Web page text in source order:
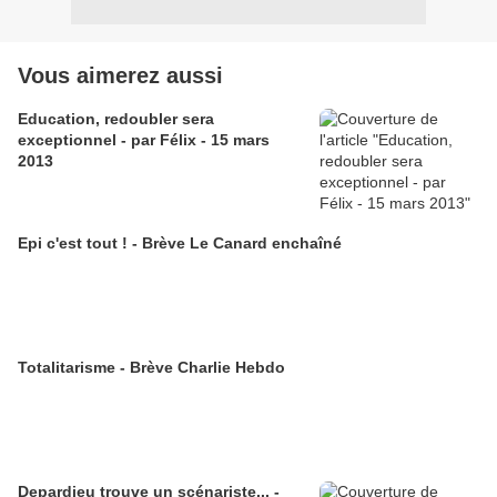
Vous aimerez aussi
Education, redoubler sera
exceptionnel - par Félix - 15 mars
2013
Epi c'est tout ! - Brève Le Canard enchaîné
Totalitarisme - Brève Charlie Hebdo
Depardieu trouve un scénariste... -